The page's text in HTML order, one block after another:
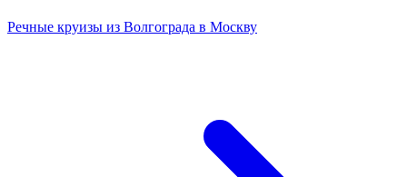
Речные круизы из Волгограда в Москву